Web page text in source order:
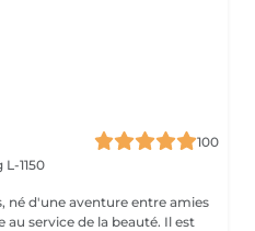
100
1150
né d'une aventure entre amies
service de la beauté. Il est